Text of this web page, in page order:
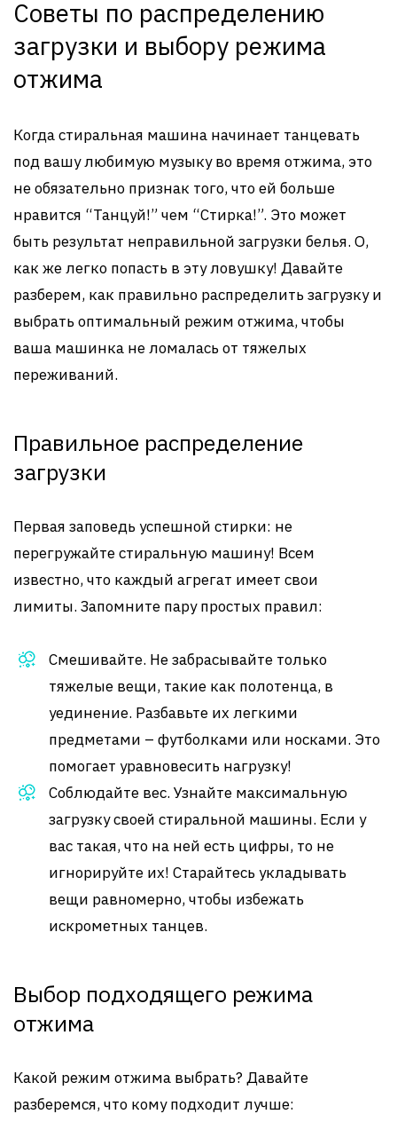
Советы по распределению
загрузки и выбору режима
отжима
Когда стиральная машина начинает танцевать
под вашу любимую музыку во время отжима, это
не обязательно признак того, что ей больше
нравится “Танцуй!” чем “Стирка!”. Это может
быть результат неправильной загрузки белья. О,
как же легко попасть в эту ловушку! Давайте
разберем, как правильно распределить загрузку и
выбрать оптимальный режим отжима, чтобы
ваша машинка не ломалась от тяжелых
переживаний.
Правильное распределение
загрузки
Первая заповедь успешной стирки: не
перегружайте стиральную машину! Всем
известно, что каждый агрегат имеет свои
лимиты. Запомните пару простых правил:
Смешивайте. Не забрасывайте только
тяжелые вещи, такие как полотенца, в
уединение. Разбавьте их легкими
предметами – футболками или носками. Это
помогает уравновесить нагрузку!
Соблюдайте вес. Узнайте максимальную
загрузку своей стиральной машины. Если у
вас такая, что на ней есть цифры, то не
игнорируйте их! Старайтесь укладывать
вещи равномерно, чтобы избежать
искрометных танцев.
Выбор подходящего режима
отжима
Какой режим отжима выбрать? Давайте
разберемся, что кому подходит лучше: